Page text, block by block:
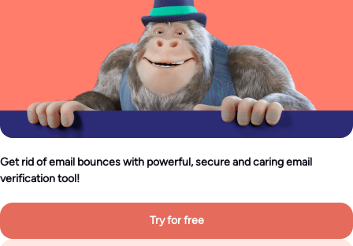
Get rid of email bounces with powerful, secure and caring email
verification tool!
Try for free